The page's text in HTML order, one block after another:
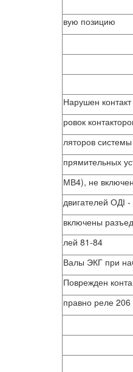
вую позицию
Нарушен
ровок
ляторов
прямительных
МВ4), не
двигателей ОДІ
включены
лей 81-84
Валы ЭКГ при
Поврежден
правно реле 206